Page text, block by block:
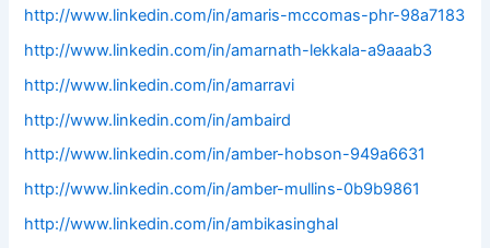
http://www.linkedin.com/in/amaris-mccomas-phr-98a7183
http://www.linkedin.com/in/amarnath-lekkala-a9aaab3
http://www.linkedin.com/in/amarravi
http://www.linkedin.com/in/ambaird
http://www.linkedin.com/in/amber-hobson-949a6631
http://www.linkedin.com/in/amber-mullins-0b9b9861
http://www.linkedin.com/in/ambikasinghal